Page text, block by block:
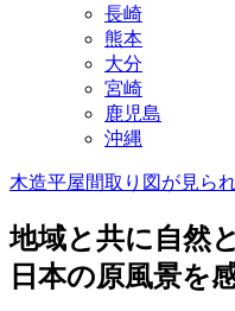
長崎
熊本
大分
宮崎
鹿児島
沖縄
木造平屋間取り図が見ら
地域と共に自然
日本の原風景を